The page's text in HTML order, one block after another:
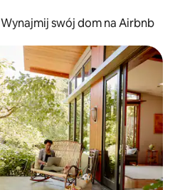
Wynajmij swój dom na Airbnb